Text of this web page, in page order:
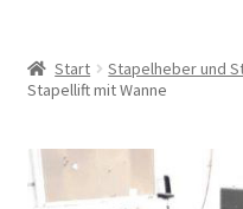
Start Stapelheber und
Stapellift mit Wanne